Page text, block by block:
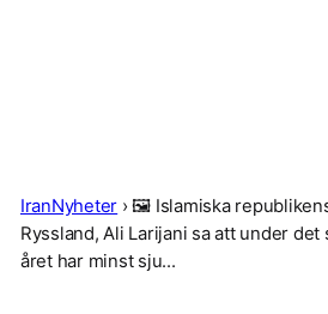
IranNyheter ›🖼 Islamiska
Ryssland, Ali Larijani sa att under
året har minst sju...